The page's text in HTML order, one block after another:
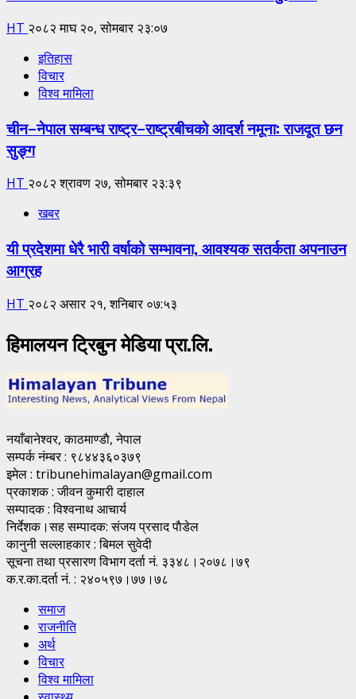
HT २०८२ माघ २०, सोमबार २३:०७
इतिहास
विचार
विश्व मामिला
चीन–नेपाल सम्बन्ध राष्ट्र–राष्ट्रबीचको आदर्श नमूना: राजदूत छन
सुङ्ग
HT २०८२ श्रावण २७, सोमबार २३:३९
खबर
यी प्रदेशमा धेरै भारी वर्षाको सम्भावना, आवश्यक सतर्कता अपनाउन
आग्रह
HT २०८२ असार २१, शनिबार ०७:५३
हिमालयन ट्रिबुन मेडिया प्रा.लि.
नयाँबानेश्वर, काठमाण्डाै, नेपाल
सम्पर्क नंम्बर : ९८४४३६०३७९
इमेल : tribunehimalayan@gmail.com
प्रकाशक : जीवन कुमारी दाहाल
सम्पादक : विश्वनाथ आचार्य
निर्देशक।सह सम्पादक: संजय प्रसाद पाैडेल
कानुनी सल्लाहकार : बिमल सुवेदी
सूचना तथा प्रसारण विभाग दर्ता नं. ३३४८।२०७८।७९
क.र.का.दर्ता नं. : २४०५९७।७७।७८
समाज
राजनीति
अर्थ
विचार
विश्व मामिला